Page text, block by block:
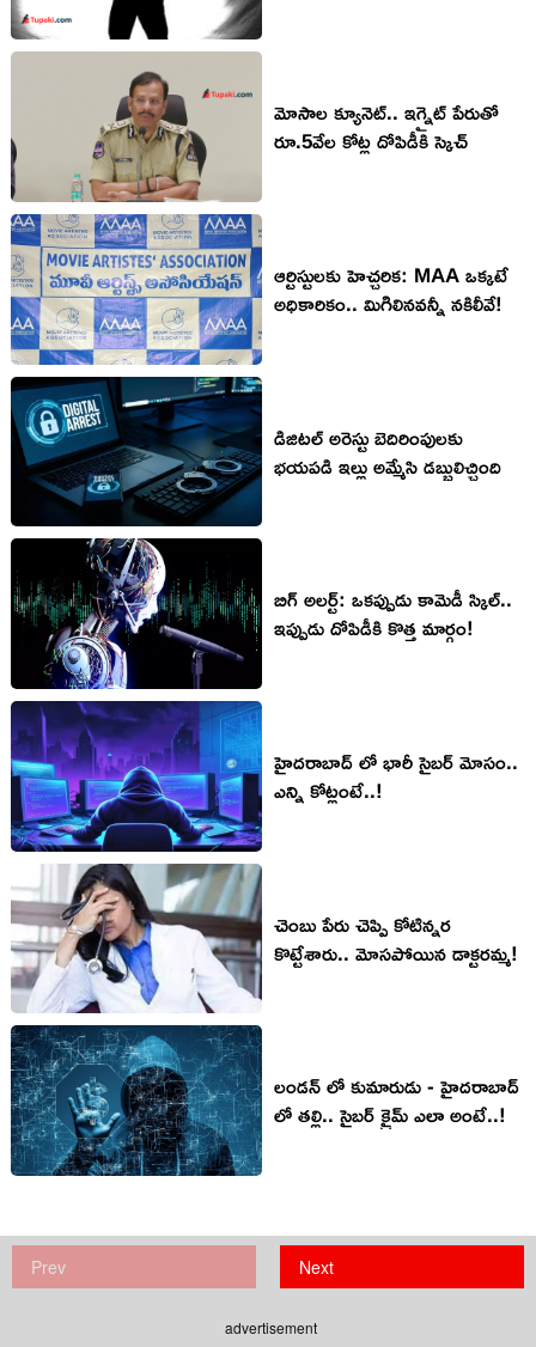
మోసాల క్యూనెట్.. ఇగ్నైట్ పేరుతో
రూ.5వేల కోట్ల దోపిడీకి స్కెచ్
ఆర్టిస్టులకు హెచ్చరిక: MAA ఒక్కటే
అధికారికం.. మిగిలినవన్నీ నకిలీవే!
డిజిటల్ అరెస్టు బెదిరింపులకు
భయపడి ఇల్లు అమ్మేసి డబ్బులిచ్చింది
బిగ్ అలర్ట్: ఒకప్పుడు కామెడీ స్కిల్..
ఇప్పుడు దోపిడీకి కొత్త మార్గం!
హైదరాబాద్ లో భారీ సైబర్ మోసం..
ఎన్ని కోట్లంటే..!
చెంబు పేరు చెప్పి కోటిన్నర
కొట్టేశారు.. మోసపోయిన డాక్టరమ్మ!
లండన్ లో కుమారుడు - హైదరాబాద్
లో తల్లి.. సైబర్ క్రైమ్ ఎలా అంటే..!
Prev Next
advertisement